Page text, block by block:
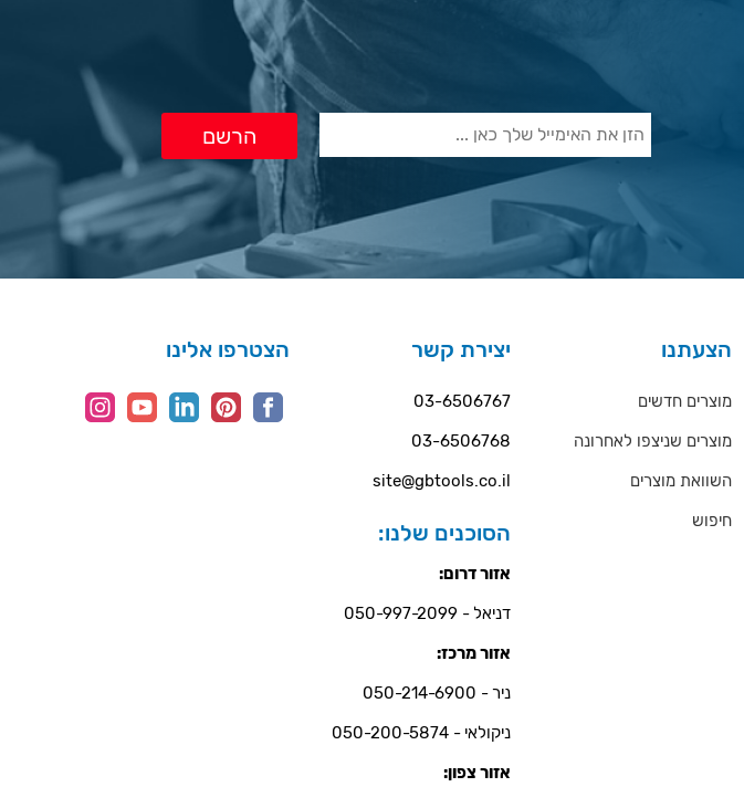
הצעתנו
מוצרים חדשים
מוצרים שניצפו לאחרונה
השוואת מוצרים
חיפוש
יצירת קשר
03-6506767
03-6506768
site@gbtools.co.il
הסוכנים שלנו:
אזור דרום:
דניאל - 050-997-2099
אזור מרכז:
ניר - 050-214-6900
ניקולאי - 050-200-5874
אזור צפון:
הצטרפו אלינו